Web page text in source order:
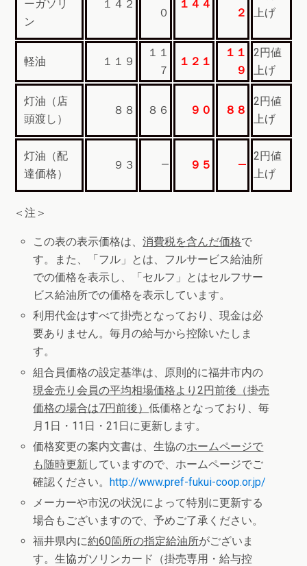
ーガソリ
ン
１４２
０
１４４
２
上げ
軽油 １１９
１１
７
１２１
１１
９
2円値
上げ
灯油（店
頭渡し）
８８ ８６ ９０ ８８
2円値
上げ
灯油（配
達価格）
９３ — ９５ —
2円値
上げ
＜注＞
この表の表示価格は、消費税を含んだ価格で
す。また、「フル」とは、フルサービス給油所
での価格を表示し、「セルフ」とはセルフサー
ビス給油所での価格を表示しています。
利用代金はすべて掛売となっており、現金は必
要ありません。毎月の給与から控除いたしま
す。
組合員価格の設定基準は、原則的に福井市内の
現金売り会員の平均相場価格より2円前後（掛売
価格の場合は7円前後）低価格となっており、毎
月1日・11日・21日に更新します。
価格変更の案内文書は、生協のホームページで
も随時更新していますので、ホームページでご
確認ください。http://www.pref-fukui-coop.or.jp/
メーカーや市況の状況によって特別に更新する
場合もございますので、予めご了承ください。
福井県内に約60箇所の指定給油所がございま
す。生協ガソリンカード（掛売専用・給与控